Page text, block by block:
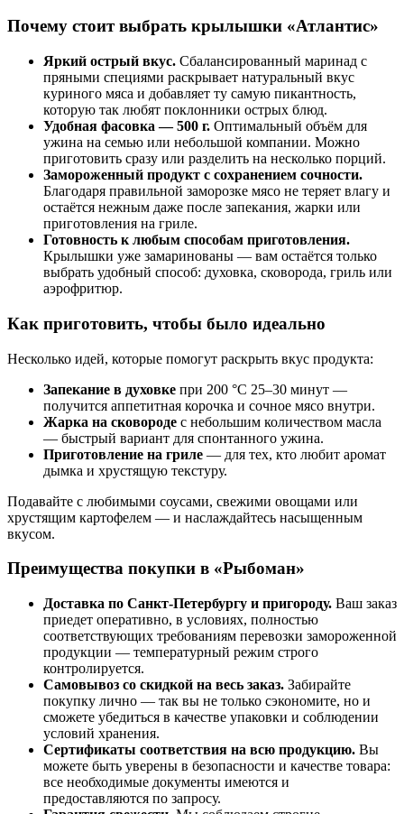
Почему стоит выбрать крылышки «Атлантис»
Яркий острый вкус. Сбалансированный маринад с
пряными специями раскрывает натуральный вкус
куриного мяса и добавляет ту самую пикантность,
которую так любят поклонники острых блюд.
Удобная фасовка — 500 г. Оптимальный объём для
ужина на семью или небольшой компании. Можно
приготовить сразу или разделить на несколько порций.
Замороженный продукт с сохранением сочности.
Благодаря правильной заморозке мясо не теряет влагу и
остаётся нежным даже после запекания, жарки или
приготовления на гриле.
Готовность к любым способам приготовления.
Крылышки уже замаринованы — вам остаётся только
выбрать удобный способ: духовка, сковорода, гриль или
аэрофритюр.
Как приготовить, чтобы было идеально
Несколько идей, которые помогут раскрыть вкус продукта:
Запекание в духовке при 200 °C 25–30 минут —
получится аппетитная корочка и сочное мясо внутри.
Жарка на сковороде с небольшим количеством масла
— быстрый вариант для спонтанного ужина.
Приготовление на гриле — для тех, кто любит аромат
дымка и хрустящую текстуру.
Подавайте с любимыми соусами, свежими овощами или
хрустящим картофелем — и наслаждайтесь насыщенным
вкусом.
Преимущества покупки в «Рыбоман»
Доставка по Санкт‑Петербургу и пригороду. Ваш заказ
приедет оперативно, в условиях, полностью
соответствующих требованиям перевозки замороженной
продукции — температурный режим строго
контролируется.
Самовывоз со скидкой на весь заказ. Забирайте
покупку лично — так вы не только сэкономите, но и
сможете убедиться в качестве упаковки и соблюдении
условий хранения.
Сертификаты соответствия на всю продукцию. Вы
можете быть уверены в безопасности и качестве товара:
все необходимые документы имеются и
предоставляются по запросу.